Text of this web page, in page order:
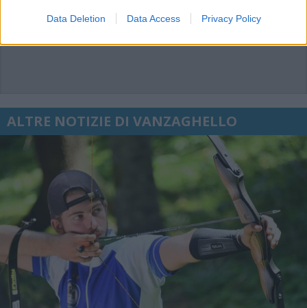
Data Deletion Data Access Privacy Policy
ALTRE NOTIZIE DI VANZAGHELLO